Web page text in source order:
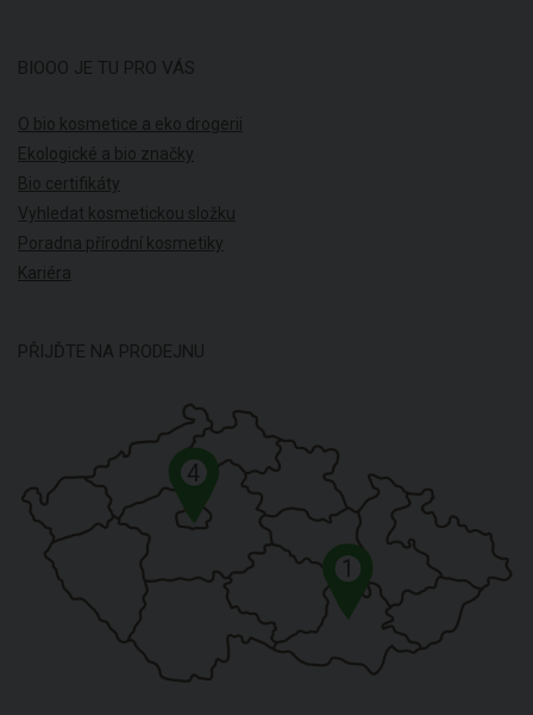
BIOOO JE TU PRO VÁS
O bio kosmetice a eko drogerii
Ekologické a bio značky
Bio certifikáty
Vyhledat kosmetickou složku
Poradna přírodní kosmetiky
Kariéra
PŘIJĎTE NA PRODEJNU
1
4